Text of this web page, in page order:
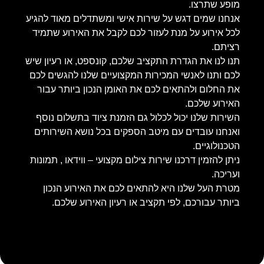
מאוד להגיע
את האירוע שתמיד
או רעיון שיש
שלנו להגשים לכם
ביותר עבור
ציוד בתשלום נוסף
נושא השירותים
– ווידאו , תמונות
האירוע הנכון
האירוע שלכם.